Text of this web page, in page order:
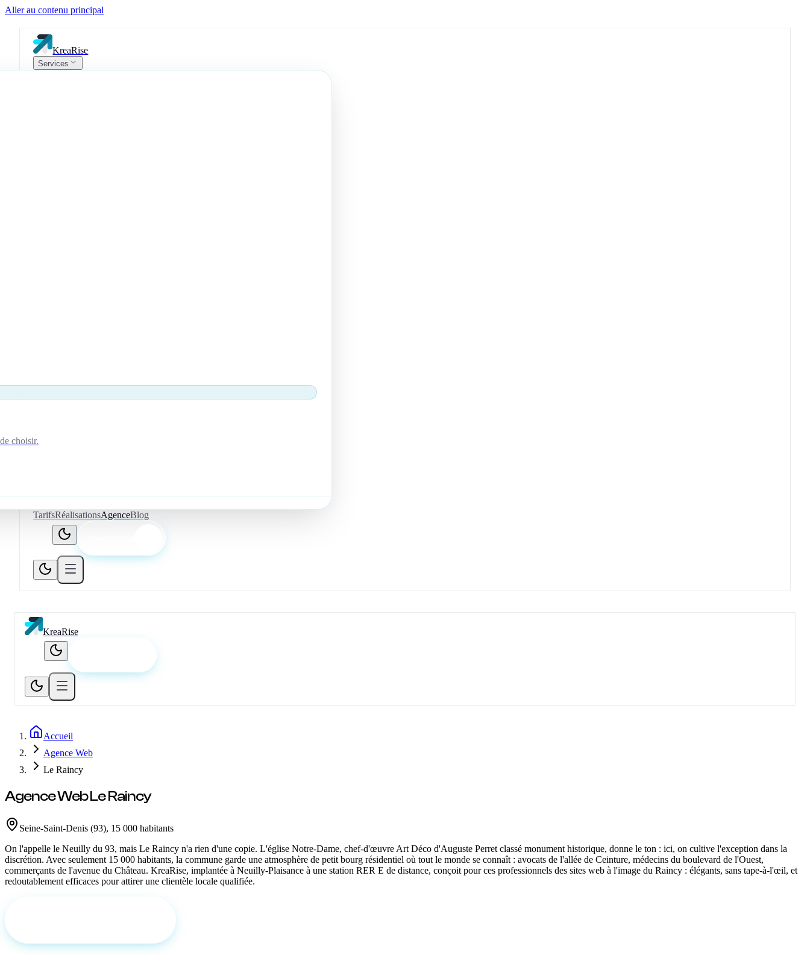
Aller au contenu principal
KreaRise
Services
choisir.
TarifsRéalisationsAgenceBlog
KreaRise
Accueil
Agence Web
Le Raincy
Agence WebLe Raincy
Seine-Saint-Denis (93), 15 000 habitants
On l'appelle le Neuilly du 93, mais Le Raincy n'a rien d'une copie. L'église Notre-Dame, chef-d'œuvre Art Déco d'Auguste Perret classé monument historique, donne le ton : ici, on cultive l'exception dans la
discrétion. Avec seulement 15 000 habitants, la commune garde une atmosphère de petit bourg résidentiel où tout le monde se connaît : avocats de l'allée de Ceinture, médecins du boulevard de l'Ouest,
commerçants de l'avenue du Château. KreaRise, implantée à Neuilly-Plaisance à une station RER E de distance, conçoit pour ces professionnels des sites web à l'image du Raincy : élégants, sans tape-à-l'œil, et
redoutablement efficaces pour attirer une clientèle locale qualifiée.